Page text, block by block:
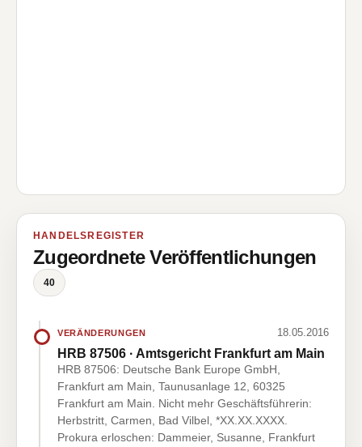
HANDELSREGISTER
Zugeordnete Veröffentlichungen
40
VERÄNDERUNGEN 18.05.2016
HRB 87506 · Amtsgericht Frankfurt am Main
HRB 87506: Deutsche Bank Europe GmbH,
Frankfurt am Main, Taunusanlage 12, 60325
Frankfurt am Main. Nicht mehr Geschäftsführerin:
Herbstritt, Carmen, Bad Vilbel, *XX.XX.XXXX.
Prokura erloschen: Dammeier, Susanne, Frankfurt